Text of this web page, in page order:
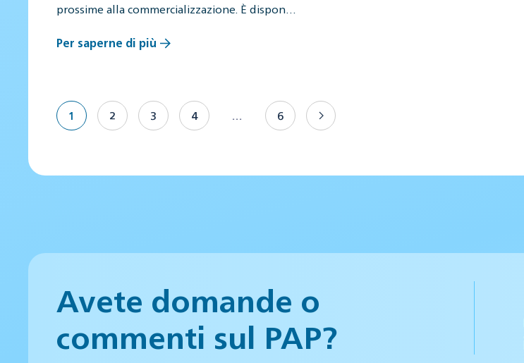
prossime alla commercializzazione. È dispon…
Per saperne di più
1 2 3 4 6
Avete domande o
commenti sul PAP?